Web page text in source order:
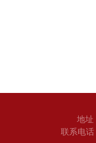
地址
联系电